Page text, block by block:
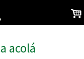
.
acolá